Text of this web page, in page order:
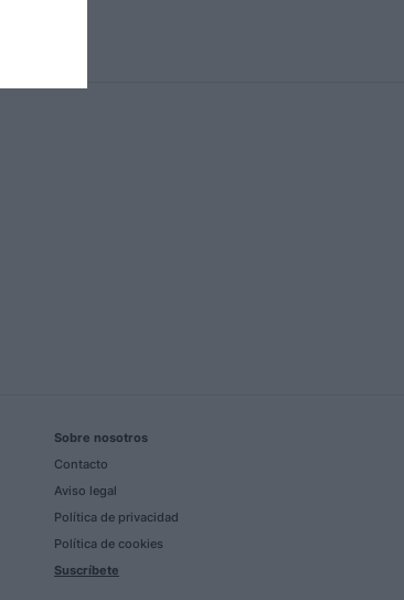
Sobre nosotros
Contacto
Aviso legal
Política de privacidad
Política de cookies
Suscríbete